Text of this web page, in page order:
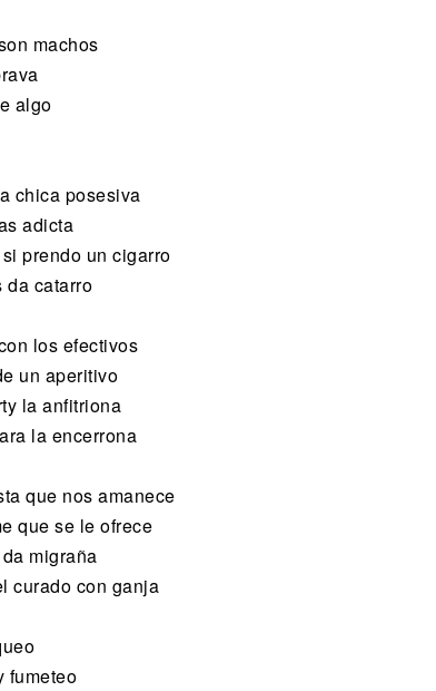
machos
algo
chica posesiva
adicta
prendo un cigarro
da catarro
los efectivos
un aperitivo
la anfitriona
la encerrona
que nos amanece
que se le ofrece
migraña
curado con ganja
fumeteo